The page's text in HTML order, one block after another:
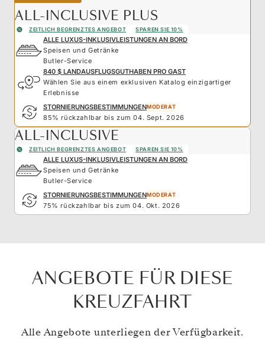
ALL-INCLUSIVE PLUS
ZEITLICH BEGRENZTES ANGEBOT SPAREN SIE 10%
ALLE LUXUS-INKLUSIVLEISTUNGEN AN BORD
Speisen und Getränke
Butler-Service
840 $ LANDAUSFLUGSGUTHABEN PRO GAST
Wählen Sie aus einem exklusiven Katalog einzigartiger
Erlebnisse
STORNIERUNGSBESTIMMUNGENMODERAT
85% rückzahlbar bis zum 04. Sept. 2026
ALL-INCLUSIVE
ZEITLICH BEGRENZTES ANGEBOT SPAREN SIE 10%
ALLE LUXUS-INKLUSIVLEISTUNGEN AN BORD
Speisen und Getränke
Butler-Service
STORNIERUNGSBESTIMMUNGENMODERAT
75% rückzahlbar bis zum 04. Okt. 2026
ANGEBOTE FÜR DIESE
KREUZFAHRT
Alle Angebote unterliegen der Verfügbarkeit.